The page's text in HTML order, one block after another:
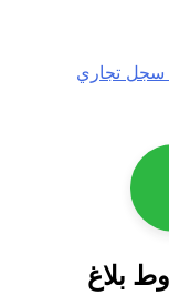
سجل تجاري
بلاغ